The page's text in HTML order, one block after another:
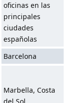
oficinas en las
principales
ciudades
españolas
Barcelona
Marbella, Costa